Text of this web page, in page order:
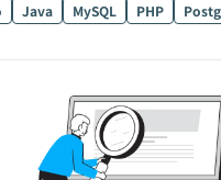
Java MySQL PHP